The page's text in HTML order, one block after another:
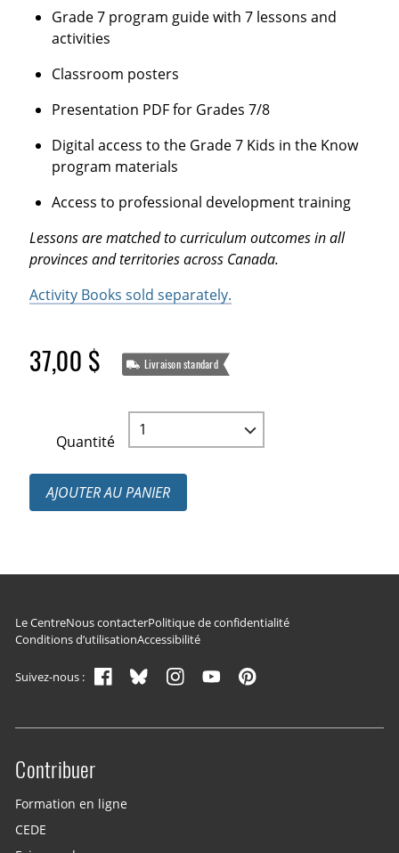
Grade 7 program guide with 7 lessons and
activities
Classroom posters
Presentation PDF for Grades 7/8
Digital access to the Grade 7 Kids in the Know
program materials
Access to professional development training
Lessons are matched to curriculum outcomes in all
provinces and territories across Canada.
Activity Books sold separately.
37,00 $ Livraison standard
Quantité
AJOUTER AU PANIER
Navigation du pied de page
Le CentreNous contacterPolitique de confidentialité
Conditions d’utilisationAccessibilité
Suivez-nous :
Site menu
Contribuer
Formation en ligne
CEDE